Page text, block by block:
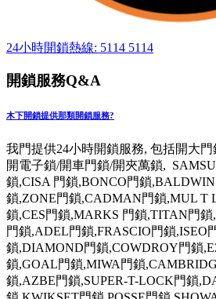
24小時開鎖熱線: 5114 5114
開鎖服務Q&A
木下開鎖提供那類開鎖服務?
我門提供24小時開鎖服務, 包括開大
開電子鎖/開車門鎖/開夾萬鎖,
鎖,CISA 門鎖,BONCO門鎖
鎖,ZONE門鎖,CADMAN門鎖,MUL T
鎖,CES門鎖,MARKS 門鎖,TITAN門
門鎖,ADEL門鎖,FRASCIO門鎖,ISEO
鎖,DIAMOND門鎖,COWDROY門鎖
鎖,GOAL門鎖,MIWA門鎖
鎖,AZBE門鎖,SUPER-T-LOCK門鎖